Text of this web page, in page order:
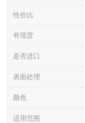
性价比
有现货
是否进口
表面处理
颜色
适用范围